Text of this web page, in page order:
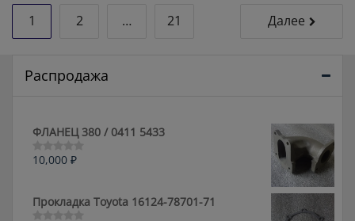
Пагинация
записей
1 2 … 21 Далее
Распродажа
ФЛАНЕЦ 380 / 0411 5433
Оценка
5
10,000 ₽
Прокладка Toyota 16124-78701-71